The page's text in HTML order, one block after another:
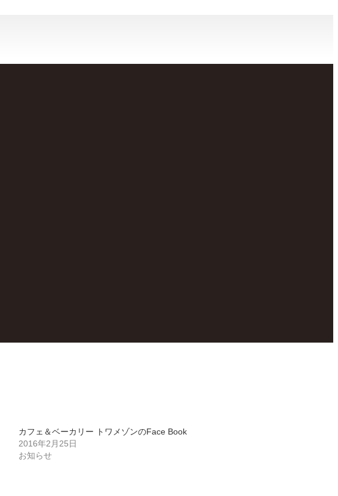
カフェ＆ベーカリー トワメゾンのFace Book
2016年2月25日
お知らせ